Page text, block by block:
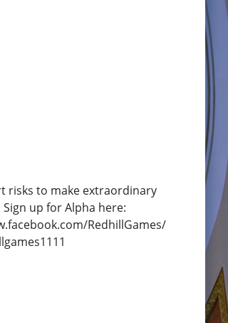
risks to make extraordinary
up for Alpha here:
RedhillGames/